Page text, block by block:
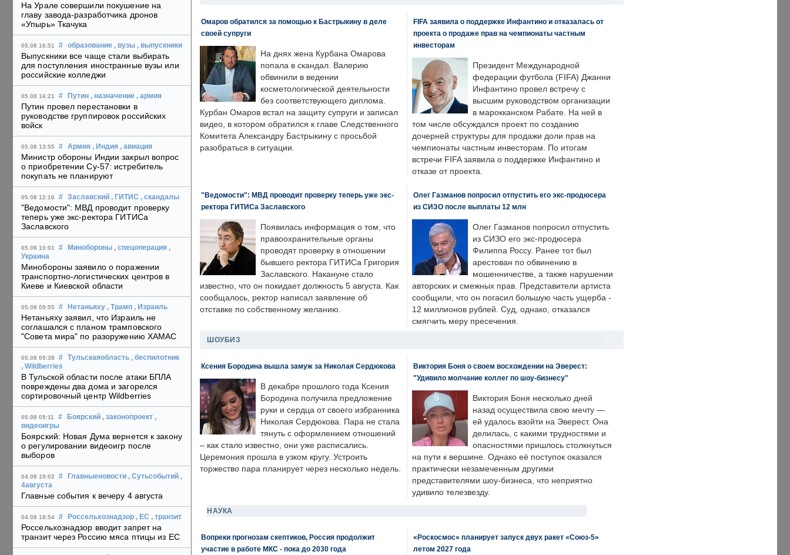
На Урале совершили покушение на
главу завода-разработчика дронов
«Упырь» Ткачука
05.08 16:51 # образование , вузы , выпускники
Выпускники все чаще стали выбирать
для поступления иностранные вузы или
российские колледжи
05.08 16:21 # Путин , назначение , армия
Путин провел перестановки в
руководстве группировок российских
войск
05.08 13:55 # Армия , Индия , авиация
Министр обороны Индии закрыл вопрос
о приобретении Су-57: истребитель
покупать не планируют
05.08 12:16 # Заславский , ГИТИС , скандалы
"Ведомости": МВД проводит проверку
теперь уже экс-ректора ГИТИСа
Заславского
05.08 10:01 # Минобороны , спецоперация ,
Украина
Минобороны заявило о поражении
транспортно-логистических центров в
Киеве и Киевской области
05.08 09:55 # Нетаньяху , Трамп , Израиль
Нетаньяху заявил, что Израиль не
соглашался с планом трамповского
"Совета мира" по разоружению ХАМАС
05.08 09:38 # Тульскаяобласть , беспилотник
, Wildberries
В Тульской области после атаки БПЛА
повреждены два дома и загорелся
сортировочный центр Wildberries
05.08 09:11 # Боярский , законопроект ,
видеоигры
Боярский: Новая Дума вернется к закону
о регулировании видеоигр после
выборов
04.08 19:02 # Главныеновости , Сутьсобытий ,
4августа
Главные события к вечеру 4 августа
04.08 18:54 # Россельхознадзор , ЕС , транзит
Россельхознадзор вводит запрет на
транзит через Россию мяса птицы из ЕС
Омаров обратился за помощью к Бастрыкину в деле
своей супруги
На днях жена Курбана Омарова
попала в скандал. Валерию
обвинили в ведении
косметологической деятельности
без соответствующего диплома.
Курбан Омаров встал на защиту супруги и записал
видео, в котором обратился к главе Следственного
Комитета Александру Бастрыкину с просьбой
разобраться в ситуации.
FIFA заявила о поддержке Инфантино и отказалась от
проекта о продаже прав на чемпионаты частным
инвесторам
Президент Международной
федерации футбола (FIFA) Джанни
Инфантино провел встречу с
высшим руководством организации
в марокканском Рабате. На ней в
том числе обсуждался проект по созданию
дочерней структуры для продажи доли прав на
чемпионаты частным инвесторам. По итогам
встречи FIFA заявила о поддержке Инфантино и
отказе от проекта.
"Ведомости": МВД проводит проверку теперь уже экс-
ректора ГИТИСа Заславского
Появилась информация о том, что
правоохранительные органы
проводят проверку в отношении
бывшего ректора ГИТИСа Григория
Заславского. Накануне стало
известно, что он покидает должность 5 августа. Как
сообщалось, ректор написал заявление об
отставке по собственному желанию.
Олег Газманов попросил отпустить его экс-продюсера
из СИЗО после выплаты 12 млн
Олег Газманов попросил отпустить
из СИЗО его экс-продюсера
Филиппа Россу. Ранее тот был
арестован по обвинению в
мошенничестве, а также нарушении
авторских и смежных прав. Представители артиста
сообщили, что он погасил большую часть ущерба -
12 миллионов рублей. Суд, однако, отказался
смягчить меру пресечения.
ШОУБИЗ
Ксения Бородина вышла замуж за Николая Сердюкова
В декабре прошлого года Ксения
Бородина получила предложение
руки и сердца от своего избранника
Николая Сердюкова. Пара не стала
тянуть с оформлением отношений
– как стало известно, они уже расписались.
Церемония прошла в узком кругу. Устроить
торжество пара планирует через несколько недель.
Виктория Боня о своем восхождении на Эверест:
"Удивило молчание коллег по шоу-бизнесу"
Виктория Боня несколько дней
назад осуществила свою мечту —
ей удалось взойти на Эверест. Она
делилась, с какими трудностями и
опасностями пришлось столкнуться
на пути к вершине. Однако её поступок оказался
практически незамеченным другими
представителями шоу-бизнеса, что неприятно
удивило телезвезду.
НАУКА
Вопреки прогнозам скептиков, Россия продолжит
участие в работе МКС - пока до 2030 года
«Роскосмос» планирует запуск двух ракет «Союз-5»
летом 2027 года